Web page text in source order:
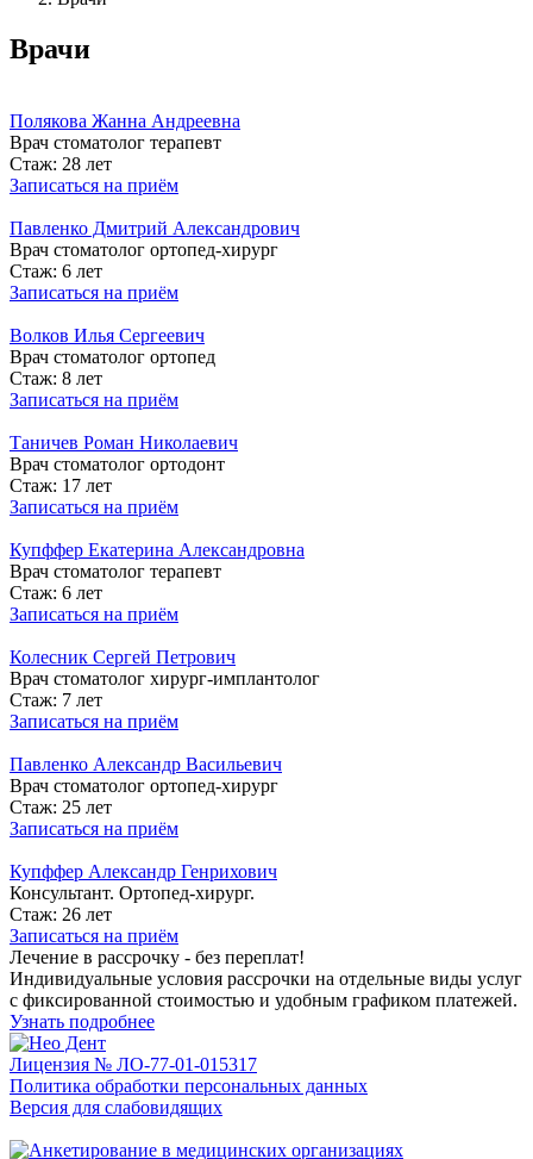
Врачи
Полякова Жанна Андреевна
Врач стоматолог терапевт
Стаж: 28 лет
Записаться на приём
Павленко Дмитрий Александрович
Врач стоматолог ортопед-хирург
Стаж: 6 лет
Записаться на приём
Волков Илья Сергеевич
Врач стоматолог ортопед
Стаж: 8 лет
Записаться на приём
Таничев Роман Николаевич
Врач стоматолог ортодонт
Стаж: 17 лет
Записаться на приём
Купффер Екатерина Александровна
Врач стоматолог терапевт
Стаж: 6 лет
Записаться на приём
Колесник Сергей Петрович
Врач стоматолог хирург-имплантолог
Стаж: 7 лет
Записаться на приём
Павленко Александр Васильевич
Врач стоматолог ортопед-хирург
Стаж: 25 лет
Записаться на приём
Купффер Александр Генрихович
Консультант. Ортопед-хирург.
Стаж: 26 лет
Записаться на приём
Лечение в рассрочку - без переплат!
Индивидуальные условия рассрочки на отдельные виды услуг
с фиксированной стоимостью и удобным графиком платежей.
Узнать подробнее
Лицензия № ЛО-77-01-015317
Политика обработки персональных данных
Версия для слабовидящих